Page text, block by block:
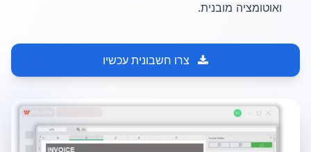
ואוטומציה מובנית.
צרו חשבונית עכשיו